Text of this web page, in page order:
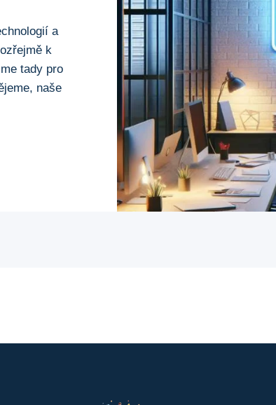
a
k
tady pro
naše